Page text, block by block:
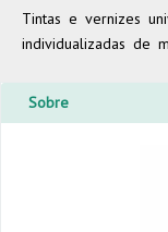
Tintas e vernizes
individualizadas de
Sobre